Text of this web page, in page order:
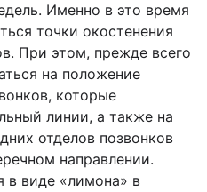
Именно в это время
точки окостенения
При этом, прежде всего
на положение
которые
линии, а также на
отделов позвонков
направлении.
в виде «лимона» в